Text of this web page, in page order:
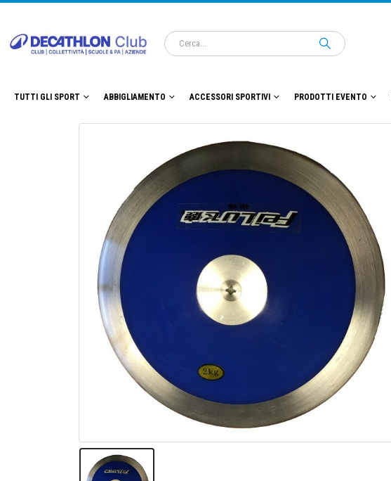
TUTTI GLI SPORT ABBIGLIAMENTO ACCESSORI SPORTIVI PRODOTTI EVENTO